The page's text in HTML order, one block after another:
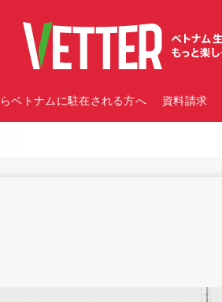
ベトナムに駐在される方へ 資料請求